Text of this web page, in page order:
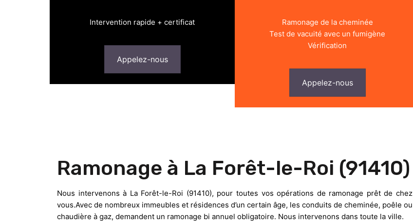
Intervention rapide + certificat
Appelez-nous
Ramonage de la cheminée
Test de vacuité avec un fumigène
Vérification
Appelez-nous
Ramonage à La Forêt-le-Roi (91410)
Nous intervenons à La Forêt-le-Roi (91410), pour toutes vos opérations de ramonage prêt de chez
vous.Avec de nombreux immeubles et résidences d’un certain âge, les conduits de cheminée, poêle ou
chaudière à gaz, demandent un ramonage bi annuel obligatoire. Nous intervenons dans toute la ville.